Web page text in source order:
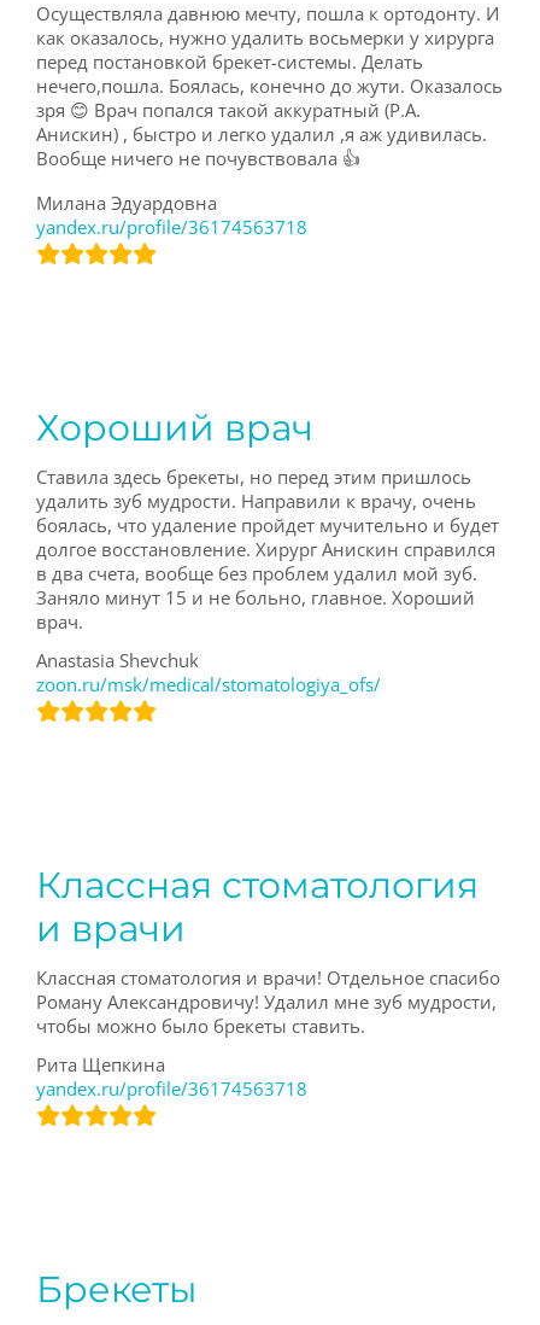
Осуществляла давнюю мечту, пошла к ортодонту. И
как оказалось, нужно удалить восьмерки у хирурга
перед постановкой брекет-системы. Делать
нечего,пошла. Боялась, конечно до жути. Оказалось
зря 😊 Врач попался такой аккуратный (Р.А.
Анискин) , быстро и легко удалил ,я аж удивилась.
Вообще ничего не почувствовала 👍
Милана Эдуардовна
yandex.ru/profile/36174563718
Хороший врач
Ставила здесь брекеты, но перед этим пришлось
удалить зуб мудрости. Направили к врачу, очень
боялась, что удаление пройдет мучительно и будет
долгое восстановление. Хирург Анискин справился
в два счета, вообще без проблем удалил мой зуб.
Заняло минут 15 и не больно, главное. Хороший
врач.
Anastasia Shevchuk
zoon.ru/msk/medical/stomatologiya_ofs/
Классная стоматология
и врачи
Классная стоматология и врачи! Отдельное спасибо
Роману Александровичу! Удалил мне зуб мудрости,
чтобы можно было брекеты ставить.
Рита Щепкина
yandex.ru/profile/36174563718
Брекеты